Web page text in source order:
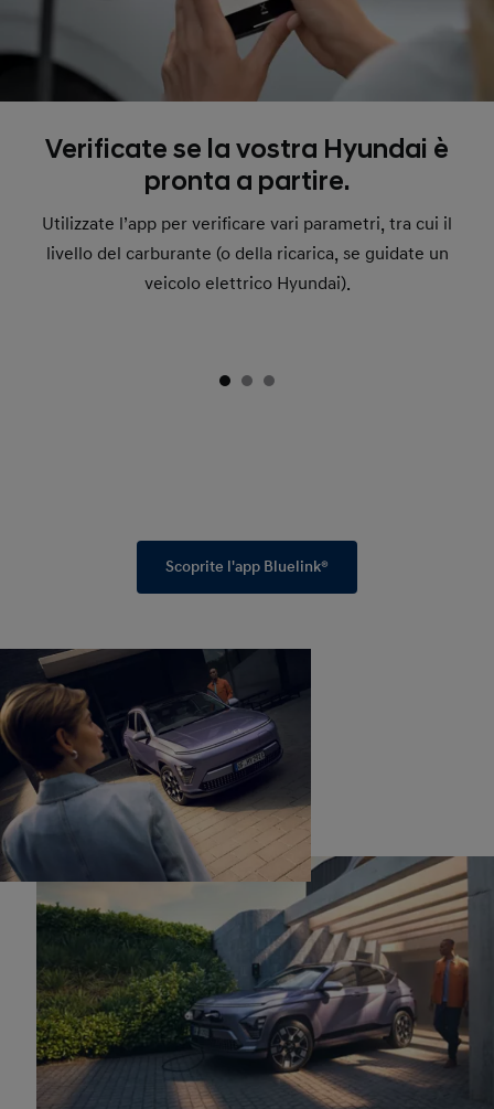
Verificate se la vostra Hyundai è
pronta a partire.
Utilizzate l’app per verificare vari parametri, tra cui il
livello del carburante (o della ricarica, se guidate un
veicolo elettrico Hyundai).
Scoprite l'app Bluelink®